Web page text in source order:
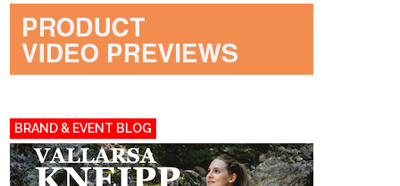
BRAND & EVENT BLOG